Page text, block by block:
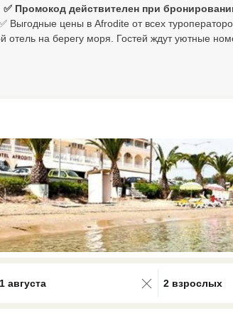
✅ Промокод действителен при
Выгодные цены в Afrodite от всех
отель на берегу моря. Гостей ждут уютные
августа
0 results
2 взрослых